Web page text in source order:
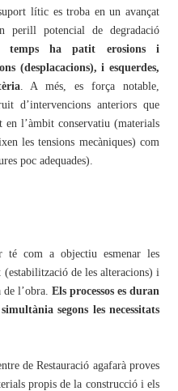
lític es troba en un avançat
perill potencial de degradació
ha patit erosions i
(desplacacions), i esquerdes,
. A més, es força notable,
d’intervencions anteriors que
en l’àmbit conservatiu (materials
les tensions mecàniques) com
poc adequades).
té com a objectiu esmenar les
(estabilització de les alteracions) i
l’obra. Els processos es duran
segons les necessitats
de Restauració agafarà proves
propis de la construcció i els